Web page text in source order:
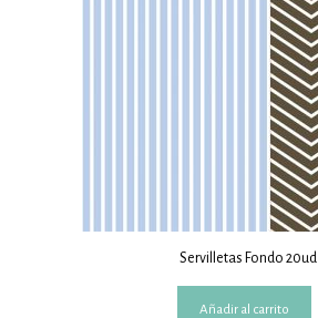
Servilletas Fondo 20ud
Añadir al carrito